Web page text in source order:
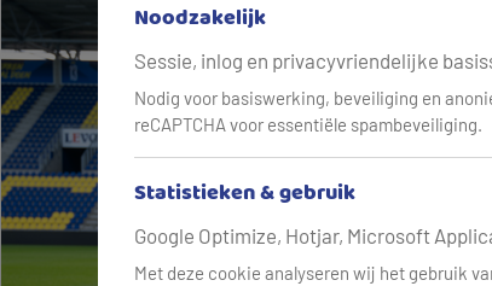
Noodzakelijk
Sessie, inlog en privacyvriendelijke
Nodig voor basiswerking, beveiliging en
reCAPTCHA voor essentiële spambeveiliging.
Statistieken & gebruik
Google Optimize, Hotjar, Microsoft
Met deze cookie analyseren wij het gebruik